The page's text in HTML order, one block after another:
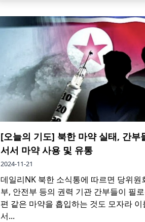
[오늘의 기도] 북한 마약 실태, 간부
서서 마약 사용 및 유통
2024-11-21
데일리NK 북한 소식통에 따르면 당위원
부, 안전부 등의 권력 기관 간부들이 필
편 같은 마약을 흡입하는 것도 모자라 이
서...